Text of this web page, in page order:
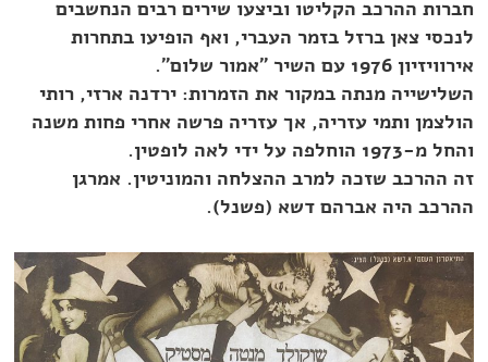
חברות ההרכב הקליטו וביצעו שירים רבים הנחשבים
לנכסי צאן ברזל בזמר העברי, ואף הופיעו בתחרות
אירוויזיון 1976 עם השיר "אמור שלום".
השלישייה מנתה במקור את הזמרות: ירדנה ארזי, רותי
הולצמן ותמי עזריה, אך עזריה פרשה אחרי פחות משנה
והחל מ-1973 הוחלפה על ידי לאה לופטין.
זה ההרכב שזכה למרב ההצלחה והמוניטין. אמרגן
ההרכב היה אברהם דשא (פשנל).